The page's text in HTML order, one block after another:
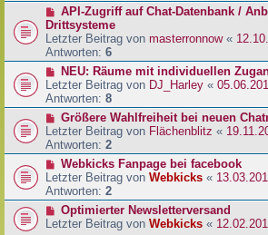
API-Zugriff auf Chat-Datenbank /
Drittsysteme
Letzter Beitrag von masterronnow«
Antworten: 6
NEU: Räume mit individuellen
Letzter Beitrag von DJ_Harley «
Antworten: 8
Größere Wahlfreiheit bei neuen
Letzter Beitrag von Flächenblitz «
Antworten: 2
Webkicks Fanpage bei facebook
Letzter Beitrag von Webkicks «
Antworten: 2
Optimierter Newsletterversand
Letzter Beitrag von Webkicks «